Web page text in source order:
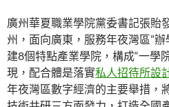
廣州華夏職業學院黨委書記張貽
州，面向廣東，服務年夜灣區”
建8個特點產業學院，構成“一學
現，配合體是落實私人招待所設
年夜灣區數字經濟的主要舉措，